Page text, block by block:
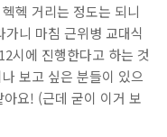
헥 거리는 정도는 되니
니 마침 근위병 교대식
시에 진행한다고 하는 것
보고 싶은 분들이 있으
요! (근데 굳이 이거 보